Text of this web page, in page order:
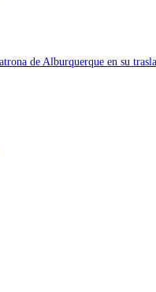
de Alburquerque en su